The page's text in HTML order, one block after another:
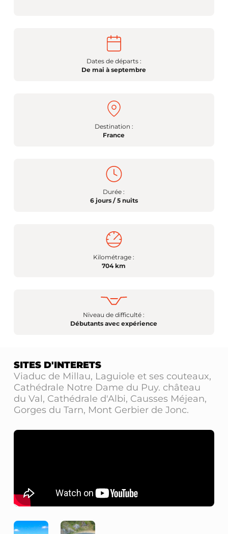
Dates de départs :
De mai à septembre
Destination :
France
Durée :
6 jours / 5 nuits
Kilométrage :
704 km
Niveau de difficulté :
Débutants avec expérience
SITES D'INTERETS
Viaduc de Millau, Laguiole et ses couteaux,
Cathédrale Notre Dame du Puy. château
du Val, Cathédrale d'Albi, Causses Méjean,
Gorges du Tarn, Mont Gerbier de Jonc.